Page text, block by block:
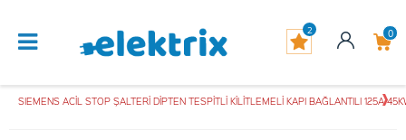
0
2
SIEMENS ACİL STOP ŞALTERİ DİPTEN TESPİTLİ KİLİTLEMELİ KAPI BAĞLANTILI 125A